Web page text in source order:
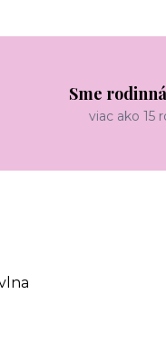
Sme
viac ako 15